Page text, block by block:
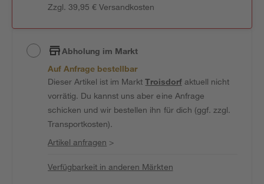
Zzgl. 39,95 € Versandkosten
Abholung im Markt
Auf Anfrage bestellbar
Dieser Artikel ist im MarktTroisdorfaktuell nicht
vorrätig. Du kannst uns aber eine Anfrage
schicken und wir bestellen ihn für dich (ggf. zzgl.
Transportkosten).
Artikel anfragen >
Verfügbarkeit in anderen Märkten